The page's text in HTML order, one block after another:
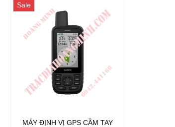
Sale
MÁY ĐỊNH VỊ GPS CẦM TAY